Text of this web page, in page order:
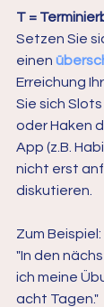
T =
Setzen Sie
einen
Erreichung
Sie sich
oder Haken
App (z.B.
nicht erst
diskutieren.
Zum Beispiel:
"In den
ich meine
acht Tagen."